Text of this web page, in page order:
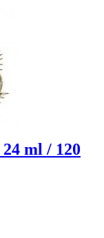
ml / 120